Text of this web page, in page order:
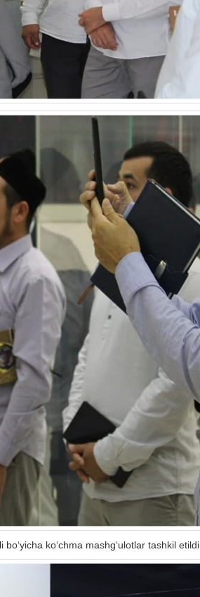
ko‘chma mashg‘ulotlar tashkil etildi.